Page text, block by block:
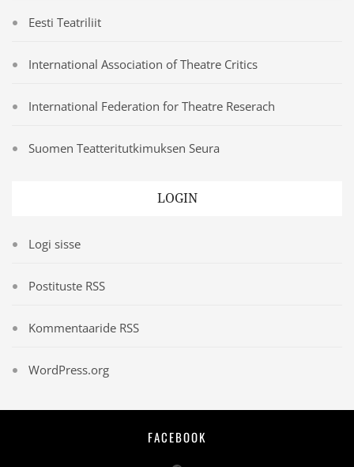
Eesti Teatriliit
International Association of Theatre Critics
International Federation for Theatre Reserach
Suomen Teatteritutkimuksen Seura
LOGIN
Logi sisse
Postituste RSS
Kommentaaride RSS
WordPress.org
FACEBOOK